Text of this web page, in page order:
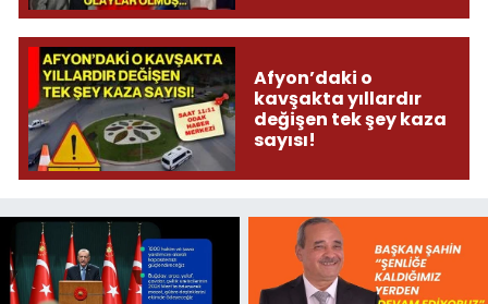
olmuş...
Afyon’daki o
kavşakta yıllardır
değişen tek şey kaza
sayısı!